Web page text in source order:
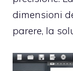
dimensioni
parere, la